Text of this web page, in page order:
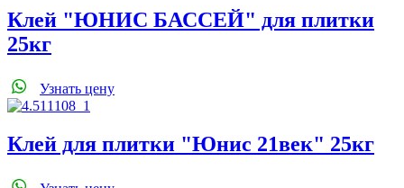
Клей "ЮНИС БАССЕЙ" для плитки
25кг
Узнать цену
Клей для плитки "Юнис 21век" 25кг